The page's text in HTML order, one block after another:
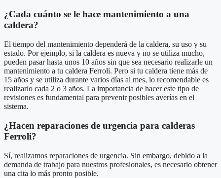
¿Cada cuánto se le hace mantenimiento a una
caldera?
El tiempo del mantenimiento dependerá de la caldera, su uso y su
estado. Por ejemplo, si la caldera es nueva y no se utiliza mucho,
pueden pasar hasta unos 10 años sin que sea necesario realizarle un
mantenimiento a tu caldera Ferroli. Pero si tu caldera tiene más de
15 años y se utiliza durante varios días al mes, lo recomendable es
realizarlo cada 2 o 3 años. La importancia de hacer este tipo de
revisiones es fundamental para prevenir posibles averías en el
sistema.
¿Hacen reparaciones de urgencia para calderas
Ferroli?
Sí, realizamos reparaciones de urgencia. Sin embargo, debido a la
demanda de trabajo para nuestros profesionales, es necesario obtener
una cita lo más pronto posible.